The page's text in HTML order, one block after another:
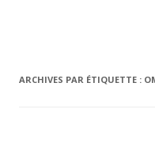
ARCHIVES PAR ÉTIQUETTE :